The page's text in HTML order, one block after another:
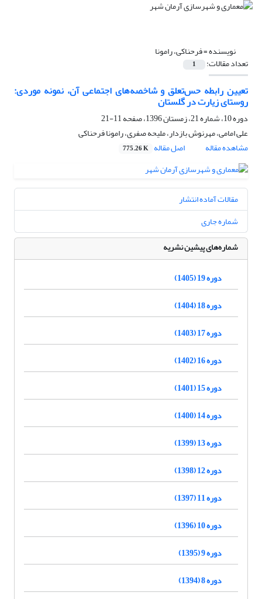
نویسنده =فرحناکی، رامونا
تعداد مقالات: 1
تعیین رابطه حس‌تعلق و شاخصه‌های اجتماعی آن، نمونه موردی:
روستای زیارت در گلستان
دوره 10، شماره 21، زمستان 1396، صفحه
11-21
علی امامی، مهرنوش بازدار، ملیحه صفری، رامونا فرحناکی
مشاهده مقاله
اصل مقاله 775.26 K
مقالات آماده انتشار
شماره جاری
شماره‌های پیشین نشریه
دوره 19 (1405)
دوره 18 (1404)
دوره 17 (1403)
دوره 16 (1402)
دوره 15 (1401)
دوره 14 (1400)
دوره 13 (1399)
دوره 12 (1398)
دوره 11 (1397)
دوره 10 (1396)
دوره 9 (1395)
دوره 8 (1394)